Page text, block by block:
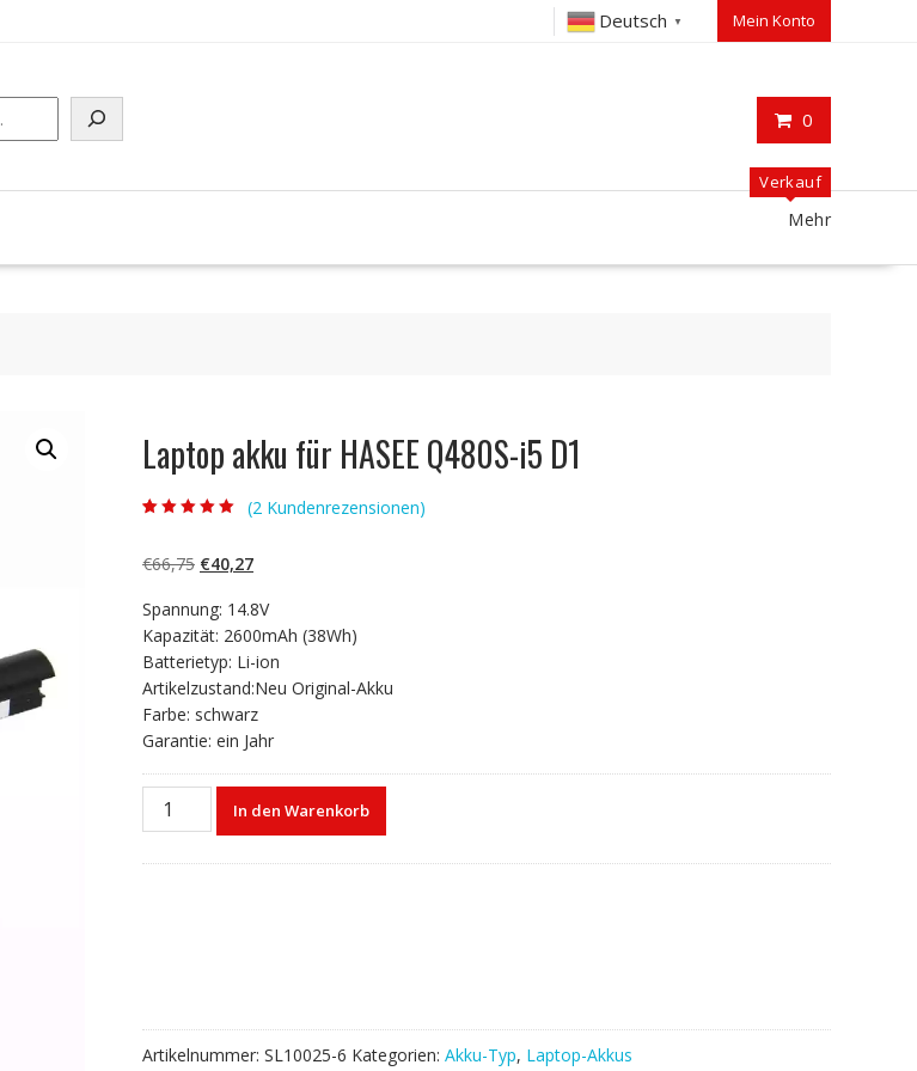
Deutsch ▼ Mein Konto
0
Verkauf
Mehr
Laptop akku für HASEE Q480S-i5 D1
basierend auf
Kundenbewertun
(2 Kundenrezensionen)
€66,75 Ursprünglicher
war:
€66,75
€40,27Aktueller
ist:
€40,27.
Spannung: 14.8V
Kapazität: 2600mAh (38Wh)
Batterietyp: Li-ion
Artikelzustand:Neu Original-Akku
Farbe: schwarz
Garantie: ein Jahr
Laptop
akku
In den Warenkorb
Artikelnummer: SL10025-6 Kategorien: Akku-Typ, Laptop-Akkus